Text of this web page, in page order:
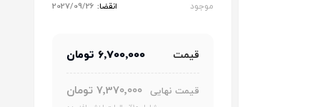
موجود انقضا: 2027/09/26
قیمت 6٬700٬000 تومان
قیمت نهایی 7٬370٬000 تومان